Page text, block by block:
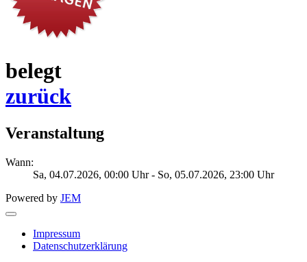
belegt
zurück
Veranstaltung
Wann:
Sa, 04.07.2026, 00:00 Uhr- So, 05.07.2026, 23:00 Uhr
Powered by JEM
Impressum
Datenschutzerklärung